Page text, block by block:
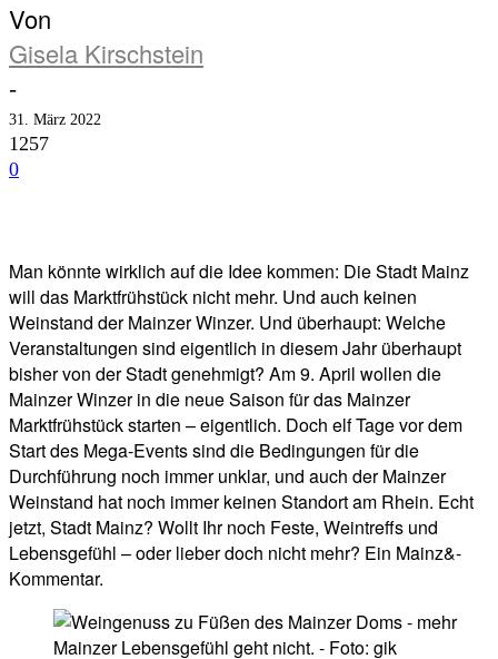
Von
Gisela Kirschstein
-
31. März 2022
1257
0
Man könnte wirklich auf die Idee kommen: Die Stadt Mainz
will das Marktfrühstück nicht mehr. Und auch keinen
Weinstand der Mainzer Winzer. Und überhaupt: Welche
Veranstaltungen sind eigentlich in diesem Jahr überhaupt
bisher von der Stadt genehmigt? Am 9. April wollen die
Mainzer Winzer in die neue Saison für das Mainzer
Marktfrühstück starten – eigentlich. Doch elf Tage vor dem
Start des Mega-Events sind die Bedingungen für die
Durchführung noch immer unklar, und auch der Mainzer
Weinstand hat noch immer keinen Standort am Rhein. Echt
jetzt, Stadt Mainz? Wollt Ihr noch Feste, Weintreffs und
Lebensgefühl – oder lieber doch nicht mehr? Ein Mainz&-
Kommentar.